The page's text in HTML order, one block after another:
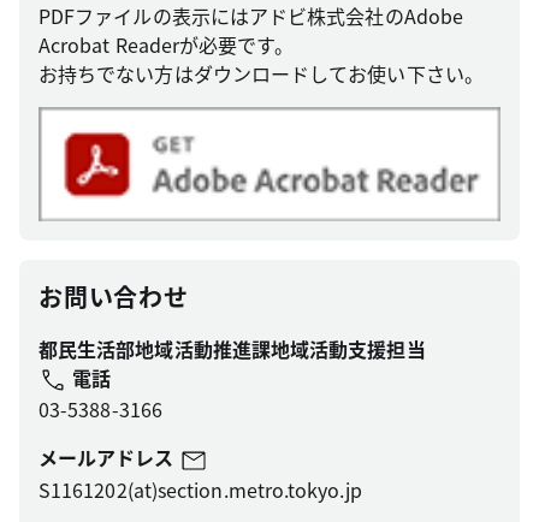
PDFファイルの表示にはアドビ株式会社のAdobe
Acrobat Readerが必要です。
お持ちでない方はダウンロードしてお使い下さい。
お問い合わせ
都民生活部地域活動推進課地域活動支援担当
電話
03-5388-3166
メールアドレス
S1161202(at)section.metro.tokyo.jp